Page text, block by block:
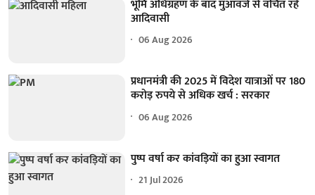
भूमि अधिग्रहण के बाद मुआवजे से वंचित रहे
आदिवासी
06 Aug 2026
प्रधानमंत्री की 2025 में विदेश यात्राओं पर 180
करोड़ रुपये से अधिक खर्च : सरकार
06 Aug 2026
पुष्प वर्षा कर कांवड़ियों का हुआ स्वागत
21 Jul 2026